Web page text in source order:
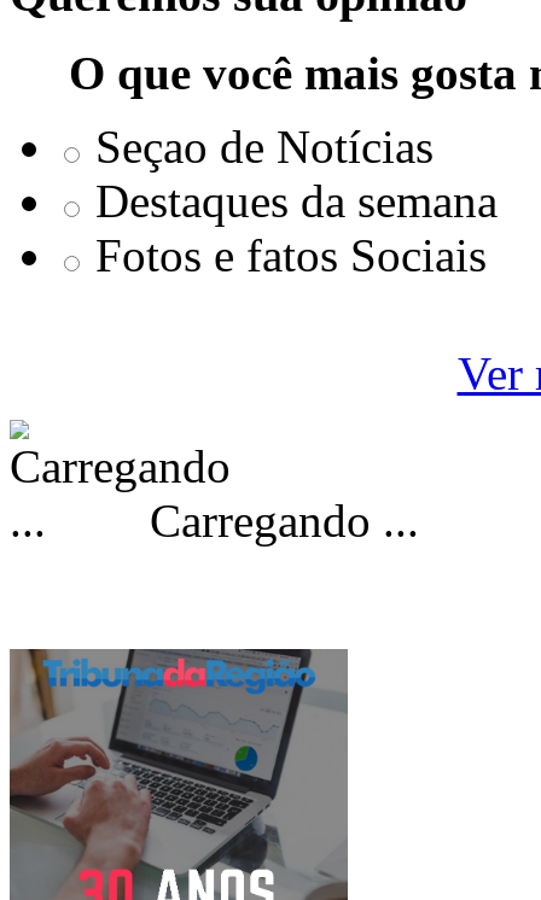
O que você mais
Seçao de Notícias
Destaques da semana
Fotos e fatos Sociais
Ver
Carregando ...